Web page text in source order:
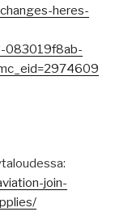
heres-
083019f8ab-
join-